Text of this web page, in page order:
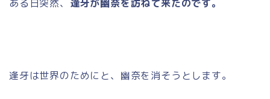
ある日突然、 逢牙が幽奈を訪ねて来たのです。
逢牙は世界のためにと、幽奈を消そうとします。